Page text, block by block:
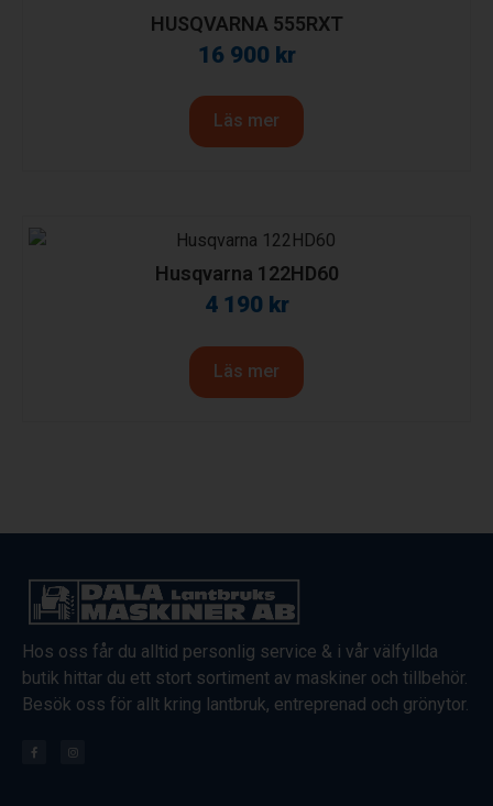
HUSQVARNA 555RXT
16 900 kr
Läs mer
Husqvarna 122HD60
4 190 kr
Läs mer
Hos oss får du alltid personlig service & i vår välfyllda
butik hittar du ett stort sortiment av maskiner och tillbehör.
Besök oss för allt kring lantbruk, entreprenad och grönytor.